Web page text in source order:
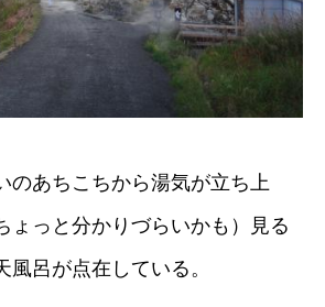
のあちこちから湯気が立ち上
ょっと分かりづらいかも）見る
風呂が点在している。